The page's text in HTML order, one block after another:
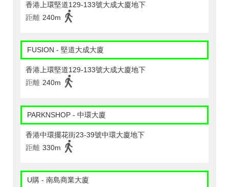
香港上環堅道129-133號大成大廈地下
距離 240m
FUSION - 堅道大成大廈
香港上環堅道129-133號大成大廈地下
距離 240m
PARKNSHOP - 中環大廈
香港中環擺花街23-39號中環大廈地下
距離 330m
U購 - 南島商業大廈